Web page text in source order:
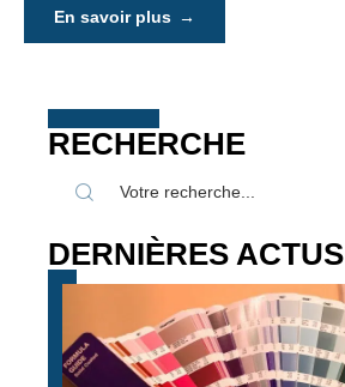
En savoir plus
RECHERCHE
DERNIÈRES ACTUS